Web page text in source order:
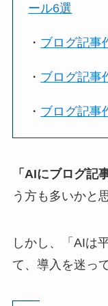
ール6選
・ ブログ記事
・ ブログ記事
・ ブログ記事
「AIにブログ記
う方も多いかと
しかし、「AIは
て、導入を迷っ